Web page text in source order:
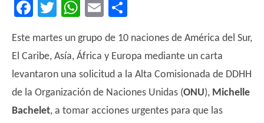
Facebook
Twitter
WhatsApp
Email
Este martes un grupo de 10 naciones de América del Sur,
El Caribe, Asía, África y Europa mediante un carta
levantaron una solicitud a la Alta Comisionada de DDHH
de la Organización de Naciones Unidas (ONU), Michelle
Bachelet, a tomar acciones urgentes para que las